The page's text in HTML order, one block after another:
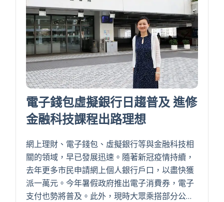
電子錢包虛擬銀行日趨普及 進修
金融科技課程出路理想
網上理財、電子錢包、虛擬銀行等與金融科技相
關的領域，早已發展迅速。隨著新冠疫情持續，
去年更多市民申請網上個人銀行戶口，以盡快獲
派一萬元。今年暑假政府推出電子消費券，電子
支付也勢將普及。此外，現時大眾乘搭部分公…